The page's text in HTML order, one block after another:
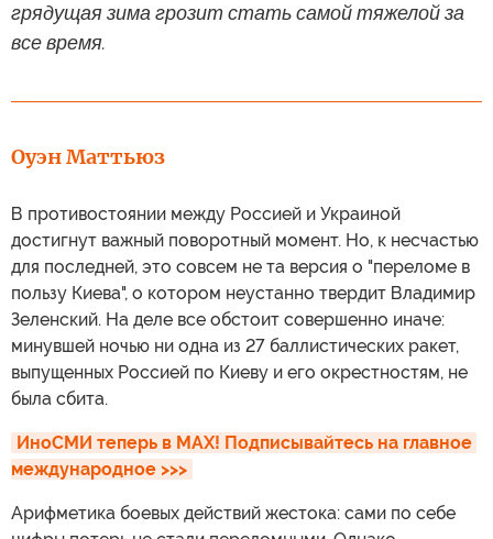
грядущая зима грозит стать самой тяжелой за
все время.
Оуэн Маттьюз
В противостоянии между Россией и Украиной
достигнут важный поворотный момент. Но, к несчастью
для последней, это совсем не та версия о "переломе в
пользу Киева", о котором неустанно твердит Владимир
Зеленский. На деле все обстоит совершенно иначе:
минувшей ночью ни одна из 27 баллистических ракет,
выпущенных Россией по Киеву и его окрестностям, не
была сбита.
ИноСМИ теперь в MAX! Подписывайтесь на главное
международное >>>
Арифметика боевых действий жестока: сами по себе